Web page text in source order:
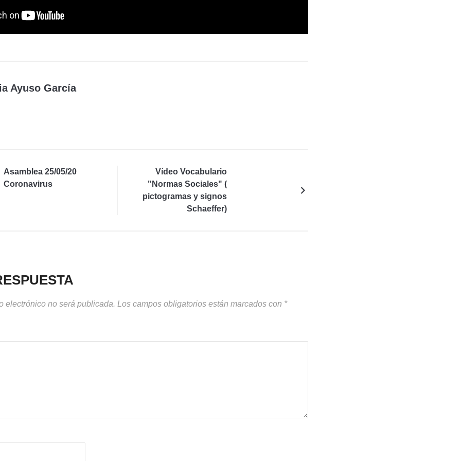
Ayuso García
Asamblea 25/05/20
Coronavirus
Vídeo Vocabulario
"Normas Sociales" (
pictogramas y signos
Schaeffer)
electrónico no será publicada. Los campos obligatorios están marcados con *